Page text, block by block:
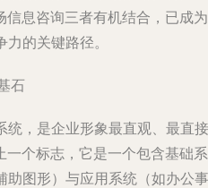
息咨询三者有机结合，已成为
的关键路径。
石
统，是企业形象最直观、最直接
个标志，它是一个包含基础系
助图形）与应用系统（如办公事